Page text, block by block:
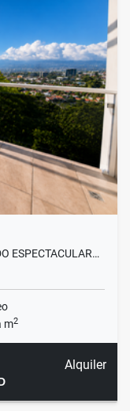
ESPECTACULAR…
m2
Alquiler